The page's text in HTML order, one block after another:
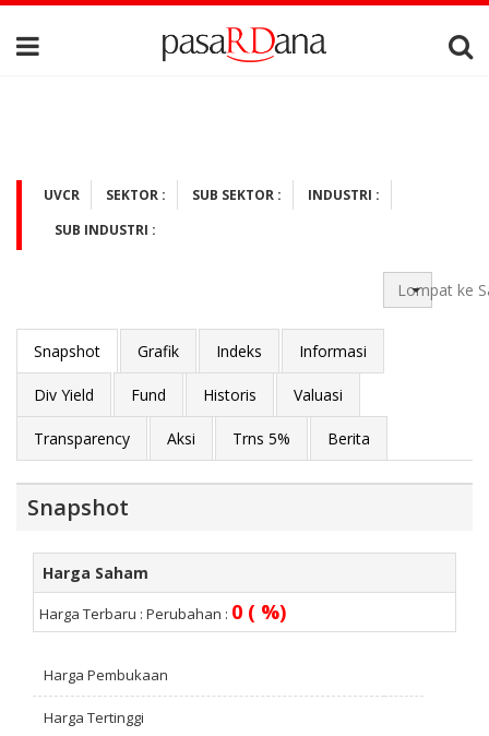
UVCR SEKTOR : SUB SEKTOR :
INDUSTRI :
SUB INDUSTRI :
Lompat ke
Snapshot Grafik Indeks Informasi
Div Yield Fund Historis Valuasi
Transparency Aksi Trns 5% Berita
Snapshot
Harga Saham
Harga Terbaru : Perubahan : 0 ( %)
Harga Pembukaan
Harga Tertinggi